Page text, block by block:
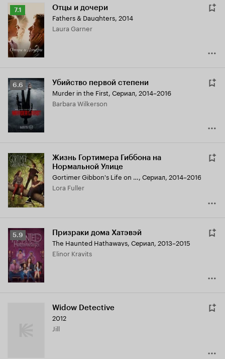
Рейтинг
Кинопоиска
7.1
7.1 Отцы и дочери
Fathers & Daughters, 2014
Laura Garner
Рейтинг
Кинопоиска
6.6
6.6 Убийство первой степени
Murder in the First, Сериал, 2014–2016
Barbara Wilkerson
Жизнь Гортимера Гиббона на
Нормальной Улице
Gortimer Gibbon's Life on Normal Street, Сериал, 2014–2016
Lora Fuller
Рейтинг
Кинопоиска
5.9
5.9 Призраки дома Хатэвэй
The Haunted Hathaways, Сериал, 2013–2015
Elinor Kravits
Widow Detective
2012
Jill